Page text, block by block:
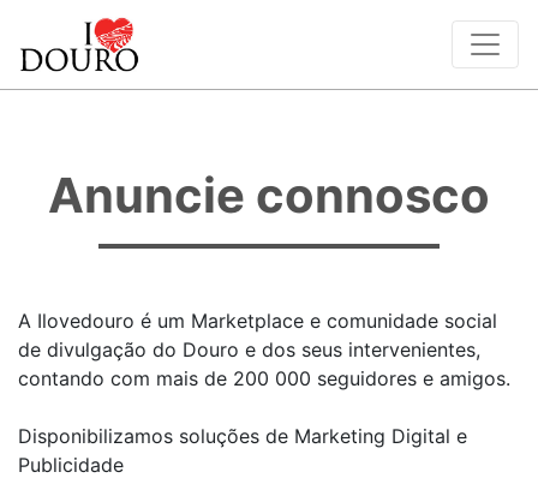
Anuncie connosco
A Ilovedouro é um Marketplace e comunidade social
de divulgação do Douro e dos seus intervenientes,
contando com mais de 200 000 seguidores e amigos.
Disponibilizamos soluções de Marketing Digital e
Publicidade